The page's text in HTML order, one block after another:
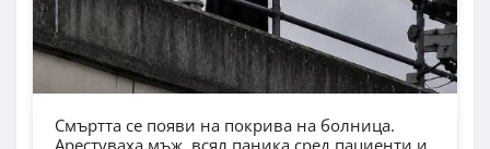
Смъртта се появи на покрива на болница.
Арестуваха мъж, всял паника сред пациенти и